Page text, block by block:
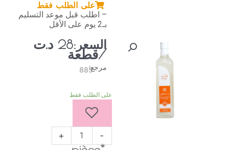
على الطلب فقط
– اطلب قبل موعد التسليم
السعر:28 د.ت
/قطعة
مرجع:885
على الطلب فقط